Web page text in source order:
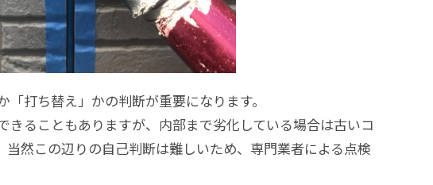
打ち替え」かの判断が重要になります。
ることもありますが、内部まで劣化している場合は古いコ
然この辺りの自己判断は難しいため、専門業者による点検